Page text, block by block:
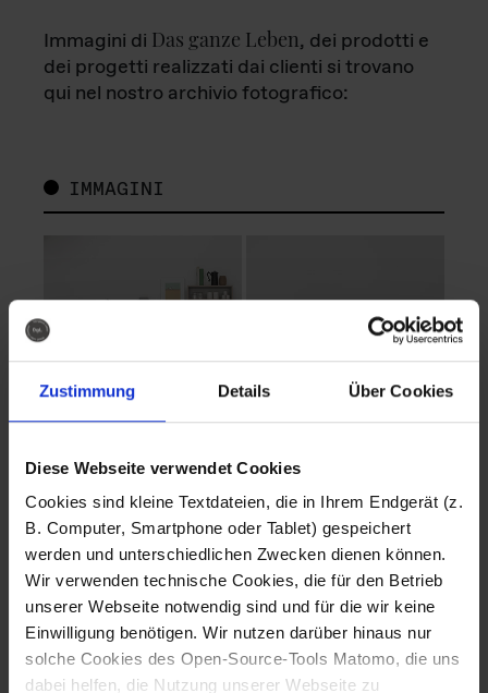
Zustimmung Details Über Cookies
Diese Webseite verwendet Cookies
Cookies sind kleine Textdateien, die in Ihrem Endgerät (z.
B. Computer, Smartphone oder Tablet) gespeichert
werden und unterschiedlichen Zwecken dienen können.
Wir verwenden technische Cookies, die für den Betrieb
unserer Webseite notwendig sind und für die wir keine
Einwilligung benötigen. Wir nutzen darüber hinaus nur
solche Cookies des Open-Source-Tools Matomo, die uns
dabei helfen, die Nutzung unserer Webseite zu
Immagini di Das ganze Leben, dei prodotti e
dei progetti realizzati dai clienti si trovano
qui nel nostro archivio fotografico:
IMMAGINI
Fotografo: Lorenz
Sternbach
Download
Fotografo: Lorenz
Sternbach
Download